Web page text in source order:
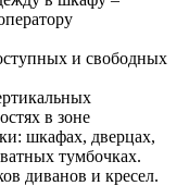
и свободных
в зоне
шкафах, дверцах,
тумбочках.
диванов и кресел.